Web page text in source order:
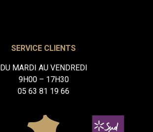
SERVICE CLIENTS
DU MARDI AU VENDREDI
9H00 – 17H30
05 63 81 19 66